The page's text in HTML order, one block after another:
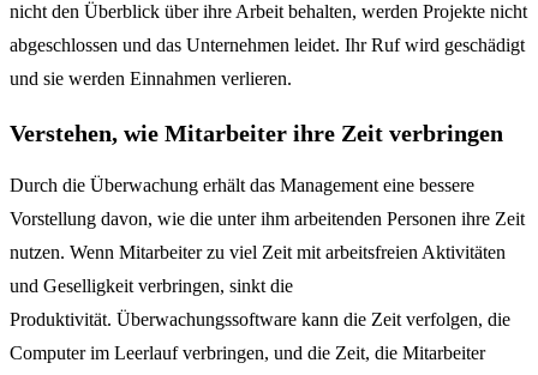
nicht den Überblick über ihre Arbeit behalten, werden Projekte nicht
abgeschlossen und das Unternehmen leidet. Ihr Ruf wird geschädigt
und sie werden Einnahmen verlieren.
Verstehen, wie Mitarbeiter ihre Zeit verbringen
Durch die Überwachung erhält das Management eine bessere
Vorstellung davon, wie die unter ihm arbeitenden Personen ihre Zeit
nutzen. Wenn Mitarbeiter zu viel Zeit mit arbeitsfreien Aktivitäten
und Geselligkeit verbringen, sinkt die
Produktivität. Überwachungssoftware kann die Zeit verfolgen, die
Computer im Leerlauf verbringen, und die Zeit, die Mitarbeiter